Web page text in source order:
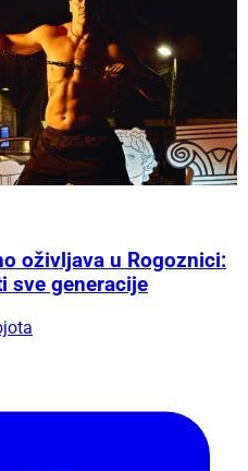
oživljava u Rogoznici:
sve generacije